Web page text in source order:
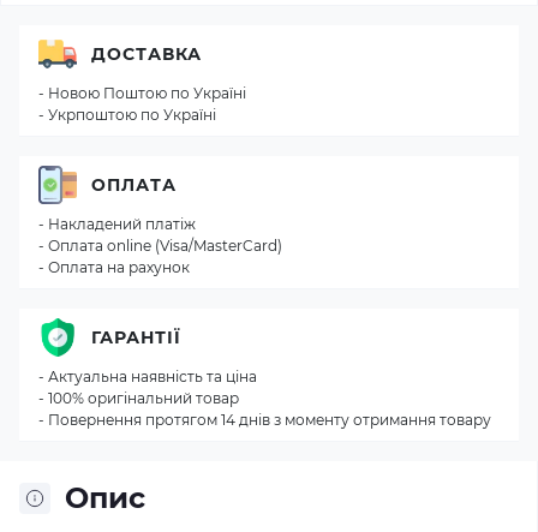
Опис
ДОСТАВКА
- Новою Поштою по Україні
- Укрпоштою по Україні
ОПЛАТА
- Накладений платіж
- Оплата online (Visa/MasterCard)
- Оплата на рахунок
ГАРАНТІЇ
- Актуальна наявність та ціна
- 100% оригінальний товар
- Повернення протягом 14 днів з моменту отримання товару